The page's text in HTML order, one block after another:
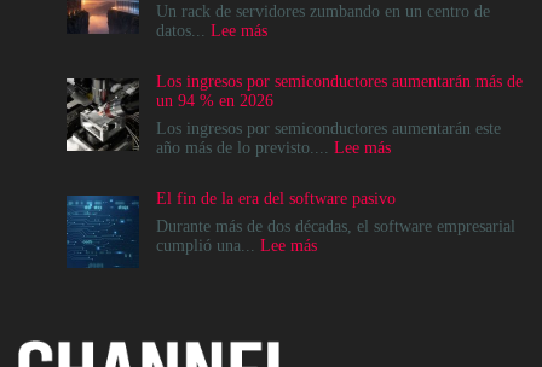
Un rack de servidores zumbando en un centro de
datos... Lee más:
del
Data
Center
no
destino,
es
un
operativo
Los ingresos por semiconductores aumentarán más de
un 94 % en 2026
Los ingresos por semiconductores aumentarán este
año más de lo previsto.... Lee más:
por
semiconductores
El fin de la era del software pasivo
Durante más de dos décadas, el software empresarial
cumplió una... Lee más: